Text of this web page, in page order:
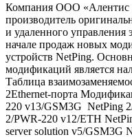
Компания ООО «Алентис
производитель
и удаленного управления
начале продаж новых
устройств NetPing.
модификаций является
Таблица
2Ethernet-порта
220 v13/GSM3G NetPing
2/PWR-220 v12/ETH
server solution v5/GSM3G